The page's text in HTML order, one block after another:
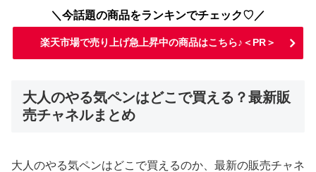
＼今話題の商品をランキンでチェック♡／
楽天市場で売り上げ急上昇中の商品はこちら♪＜PR＞
大人のやる気ペンはどこで買える？最新販
売チャネルまとめ
大人のやる気ペンはどこで買えるのか、最新の販売チャネ